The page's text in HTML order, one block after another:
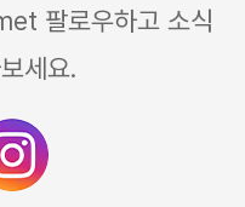
팔로우하고 소식
세요.